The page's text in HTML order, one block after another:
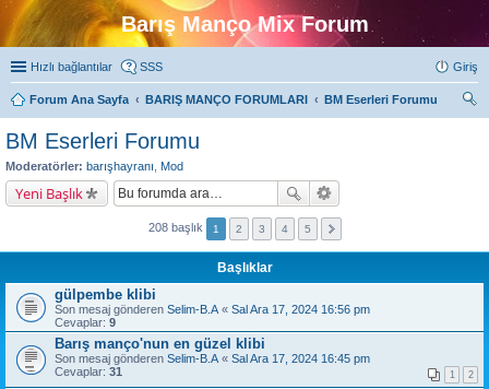
Barış Manço Mix Forum
Hızlı bağlantılar SSS Giriş
Forum Ana Sayfa BARIŞ MANÇO FORUMLARI
BM Eserleri Forumu
BM Eserleri Forumu
Moderatörler: barışhayranı Mod
Yeni Başlık
208 başlık 1 2 3 4 5
Başlıklar
gülpembe klibi
Son mesaj gönderen Selim-B.A « Sal Ara 17, 2024 16:56 pm
Cevaplar: 9
Barış manço'nun en güzel klibi
Son mesaj gönderen Selim-B.A « Sal Ara 17, 2024 16:45 pm
Cevaplar: 31 1 2